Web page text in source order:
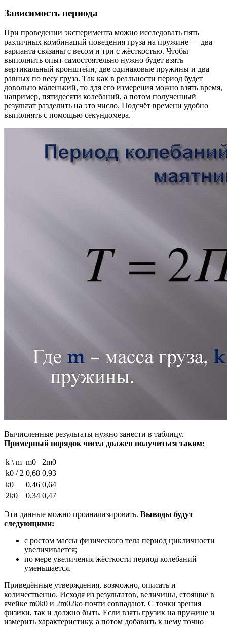
Зависимость периода
При проведении эксперимента можно исследовать пять
различных комбинаций поведения груза на пружине — два
варианта связаны с весом и три с жёсткостью. Чтобы
выполнить опыт самостоятельно нужно будет взять
вертикальный кронштейн, две одинаковые пружины и два
равных по весу груза. Так как в реальности период будет
довольно маленький, то для его измерения можно взять время,
например, пятидесяти колебаний, а потом полученный
результат разделить на это число. Подсчёт времени удобно
выполнять с помощью секундомера.
Вычисленные результаты нужно занести в таблицу.
Примерный порядок чисел должен получиться таким:
k \ m m0
2m0
k0 / 2 0,68 0,93
k0
0,46 0,64
2k0
0.34 0,47
Эти данные можно проанализировать. Выводы будут
следующими:
с ростом массы физического тела период цикличности
увеличивается;
по мере увеличения жёсткости период колебаний
уменьшается.
Приведённые утверждения, возможно, описать и
количественно. Исходя из результатов, величины, стоящие в
ячейке m0k0 и 2m02ko почти совпадают. С точки зрения
физики, так и должно быть. Если взять грузик на пружине и
измерить характеристику, а потом добавить к нему точно